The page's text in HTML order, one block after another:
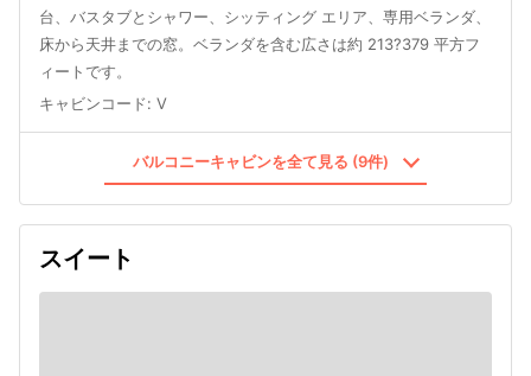
台、バスタブとシャワー、シッティング エリア、専用ベランダ、
床から天井までの窓。ベランダを含む広さは約 213?379 平方フ
ィートです。
キャビンコード: V
バルコニーキャビンを全て見る (9件)
スイート